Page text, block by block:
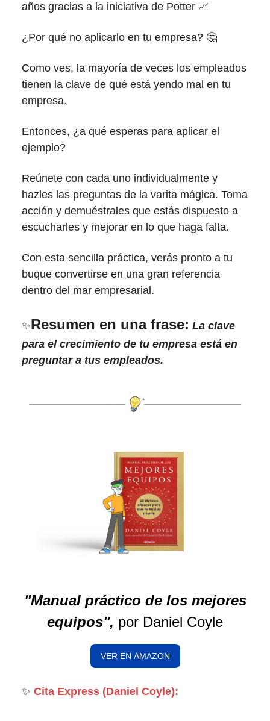
años gracias a la iniciativa de Potter 📈
¿Por qué no aplicarlo en tu empresa? 🤔
Como ves, la mayoría de veces los empleados
tienen la clave de qué está yendo mal en tu
empresa.
Entonces, ¿a qué esperas para aplicar el
ejemplo?
Reúnete con cada uno individualmente y
hazles las preguntas de la varita mágica. Toma
acción y demuéstrales que estás dispuesto a
escucharles y mejorar en lo que haga falta.
Con esta sencilla práctica, verás pronto a tu
buque convertirse en una gran referencia
dentro del mar empresarial.
✨Resumen en una frase: La clave
para el crecimiento de tu empresa está en
preguntar a tus empleados.
"Manual práctico de los mejores
equipos", por Daniel Coyle
VER EN AMAZON
✨ Cita Express (Daniel Coyle):